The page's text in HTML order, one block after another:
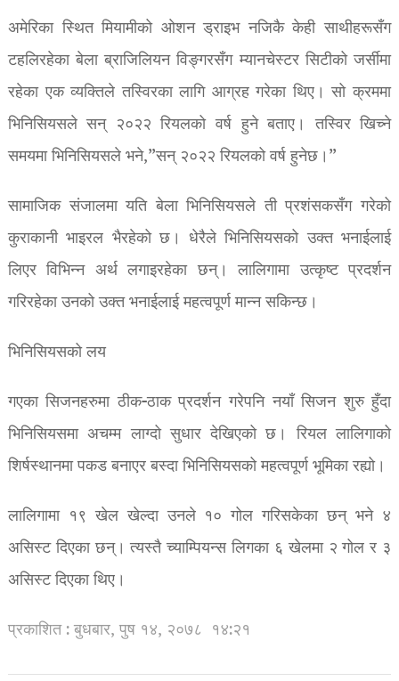
अमेरिका स्थित मियामीको ओशन ड्राइभ नजिकै केही साथीहरूसँग
टहलिरहेका बेला ब्राजिलियन विङ्गरसँग म्यानचेस्टर सिटीको जर्सीमा
रहेका एक व्यक्तिले तस्विरका लागि आग्रह गरेका थिए। सो क्रममा
भिनिसियसले सन् २०२२ रियलको वर्ष हुने बताए। तस्विर खिच्ने
समयमा भिनिसियसले भने,”सन् २०२२ रियलको वर्ष हुनेछ।”
सामाजिक संजालमा यति बेला भिनिसियसले ती प्रशंसकसँग गरेको
कुराकानी भाइरल भैरहेको छ। धेरैले भिनिसियसको उक्त भनाईलाई
लिएर विभिन्न अर्थ लगाइरहेका छन्। लालिगामा उत्कृष्ट प्रदर्शन
गरिरहेका उनको उक्त भनाईलाई महत्वपूर्ण मान्न सकिन्छ।
भिनिसियसको लय
गएका सिजनहरुमा ठीक-ठाक प्रदर्शन गरेपनि नयाँ सिजन शुरु हुँदा
भिनिसियसमा अचम्म लाग्दो सुधार देखिएको छ। रियल लालिगाको
शिर्षस्थानमा पकड बनाएर बस्दा भिनिसियसको महत्वपूर्ण भूमिका रह्यो।
लालिगामा १९ खेल खेल्दा उनले १० गोल गरिसकेका छन् भने ४
असिस्ट दिएका छन्। त्यस्तै च्याम्पियन्स लिगका ६ खेलमा २ गोल र ३
असिस्ट दिएका थिए।
प्रकाशित : बुधबार, पुष १४, २०७८ १४:२१